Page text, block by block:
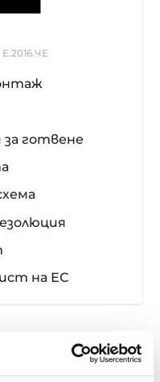
готвене
на ЕС